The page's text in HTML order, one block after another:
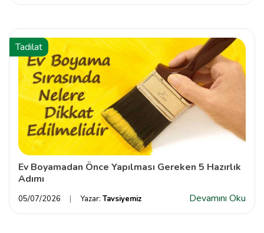
Tadilat
Ev Boyamadan Önce Yapılması Gereken 5 Hazırlık
Adımı
05/07/2026 Yazar: Tavsiyemiz Devamını Oku